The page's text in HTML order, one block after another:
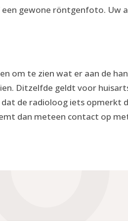
een gewone röntgenfoto. Uw
om te zien wat er aan de
Ditzelfde geldt voor
de radioloog iets opmerkt
dan meteen contact op